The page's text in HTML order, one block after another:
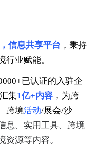
信息共享平台 ，秉持
业赋能。
已认证的入驻企
集1亿+内容，为跨
跨境活动/展会/沙
息、实用工具、跨境
资源等内容。